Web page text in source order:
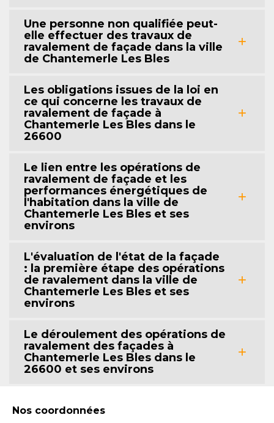
Une personne non qualifiée peut-
elle effectuer des travaux de
ravalement de façade dans la ville
de Chantemerle Les Bles
Les obligations issues de la loi en
ce qui concerne les travaux de
ravalement de façade à
Chantemerle Les Bles dans le
26600
Le lien entre les opérations de
ravalement de façade et les
performances énergétiques de
l'habitation dans la ville de
Chantemerle Les Bles et ses
environs
L'évaluation de l'état de la façade
: la première étape des opérations
de ravalement dans la ville de
Chantemerle Les Bles et ses
environs
Le déroulement des opérations de
ravalement des façades à
Chantemerle Les Bles dans le
26600 et ses environs
Nos coordonnées